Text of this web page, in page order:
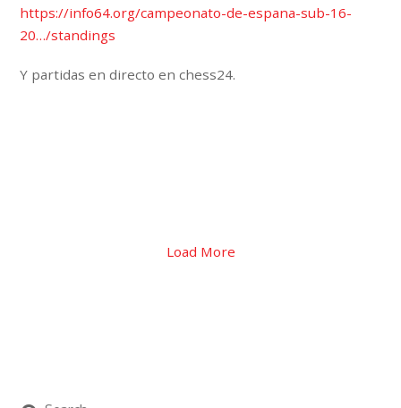
https://info64.org/campeonato-de-espana-sub-16-
20…/standings
Y partidas en directo en chess24.
Load More